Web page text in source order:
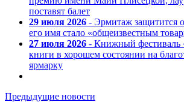
поставят балет
29 июля 2026 - Эрмитаж защитится
его имя стало «общеизвестным
27 июля 2026 - Книжный фестиваль
книги в хорошем состоянии на
ярмарку
Предыдущие новости